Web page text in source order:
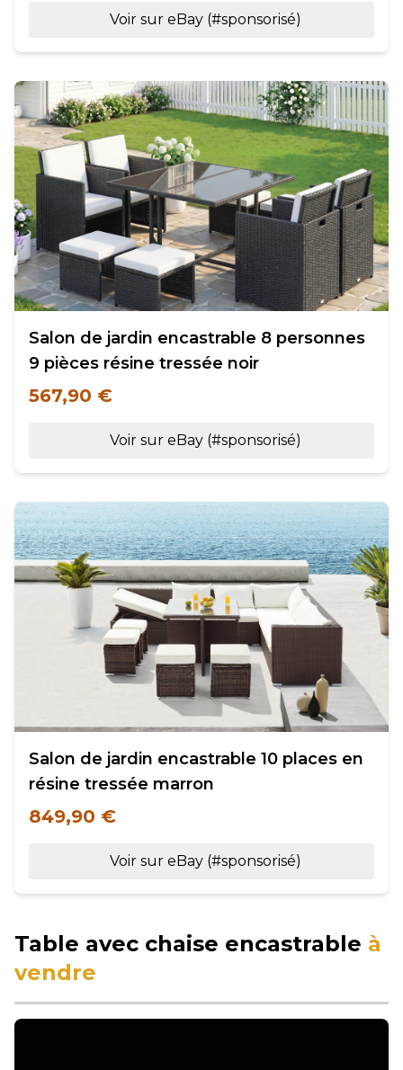
Voir sur eBay (#sponsorisé)
Salon de jardin encastrable 8 personnes
9 pièces résine tressée noir
567,90 €
Voir sur eBay (#sponsorisé)
Salon de jardin encastrable 10 places en
résine tressée marron
849,90 €
Voir sur eBay (#sponsorisé)
Table avec chaise encastrable à
vendre